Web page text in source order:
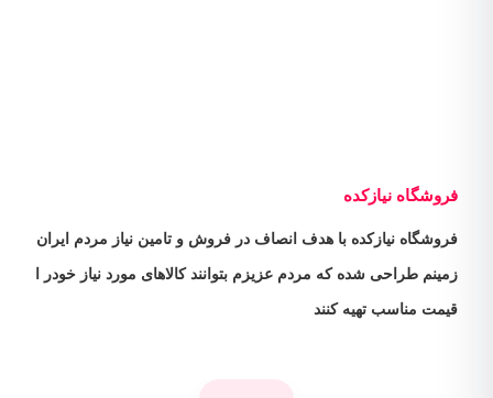
فروشگاه نیازکده
فروشگاه نیازکده با هدف انصاف در فروش و تامین نیاز مردم ایران
زمینم طراحی شده که مردم عزیزم بتوانند کالاهای مورد نیاز خودر ا
قیمت مناسب تهیه کنند